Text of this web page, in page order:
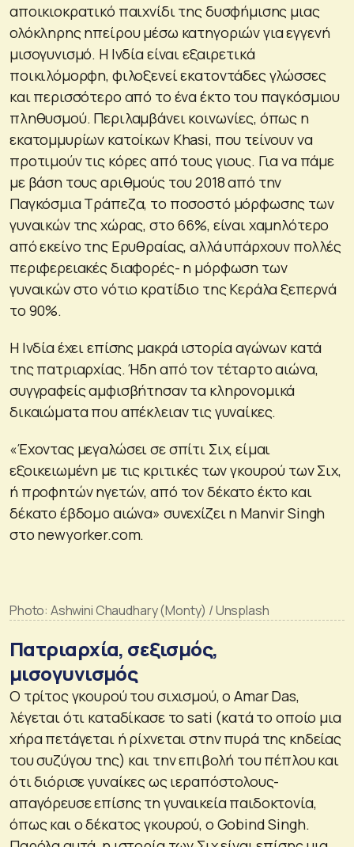
αποικιοκρατικό παιχνίδι της δυσφήμισης μιας
ολόκληρης ηπείρου μέσω κατηγοριών για εγγενή
μισογυνισμό. Η Ινδία είναι εξαιρετικά
ποικιλόμορφη, φιλοξενεί εκατοντάδες γλώσσες
και περισσότερο από το ένα έκτο του παγκόσμιου
πληθυσμού. Περιλαμβάνει κοινωνίες, όπως η
εκατομμυρίων κατοίκων Khasi, που τείνουν να
προτιμούν τις κόρες από τους γιους. Για να πάμε
με βάση τους αριθμούς του 2018 από την
Παγκόσμια Τράπεζα, το ποσοστό μόρφωσης των
γυναικών της χώρας, στο 66%, είναι χαμηλότερο
από εκείνο της Ερυθραίας, αλλά υπάρχουν πολλές
περιφερειακές διαφορές- η μόρφωση των
γυναικών στο νότιο κρατίδιο της Κεράλα ξεπερνά
το 90%.
Η Ινδία έχει επίσης μακρά ιστορία αγώνων κατά
της πατριαρχίας. Ήδη από τον τέταρτο αιώνα,
συγγραφείς αμφισβήτησαν τα κληρονομικά
δικαιώματα που απέκλειαν τις γυναίκες.
«Έχοντας μεγαλώσει σε σπίτι Σιχ, είμαι
εξοικειωμένη με τις κριτικές των γκουρού των Σιχ,
ή προφητών ηγετών, από τον δέκατο έκτο και
δέκατο έβδομο αιώνα» συνεχίζει η Manvir Singh
στο newyorker.com.
Photo: Ashwini Chaudhary (Monty) / Unsplash
Πατριαρχία, σεξισμός,
μισογυνισμός
Ο τρίτος γκουρού του σιχισμού, ο Amar Das,
λέγεται ότι καταδίκασε το sati (κατά το οποίο μια
χήρα πετάγεται ή ρίχνεται στην πυρά της κηδείας
του συζύγου της) και την επιβολή του πέπλου και
ότι διόρισε γυναίκες ως ιεραπόστολους-
απαγόρευσε επίσης τη γυναικεία παιδοκτονία,
όπως και ο δέκατος γκουρού, ο Gobind Singh.